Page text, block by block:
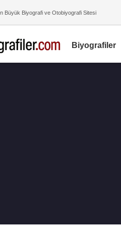
Büyük Biyografi ve Otobiyografi Sitesi
Biyografiler